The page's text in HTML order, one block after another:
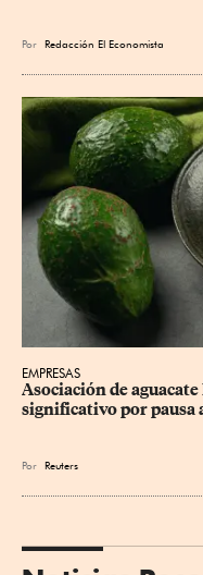
Por Redacción El Economista
EMPRESAS
Asociación de
significativo por pausa
Por Reuters